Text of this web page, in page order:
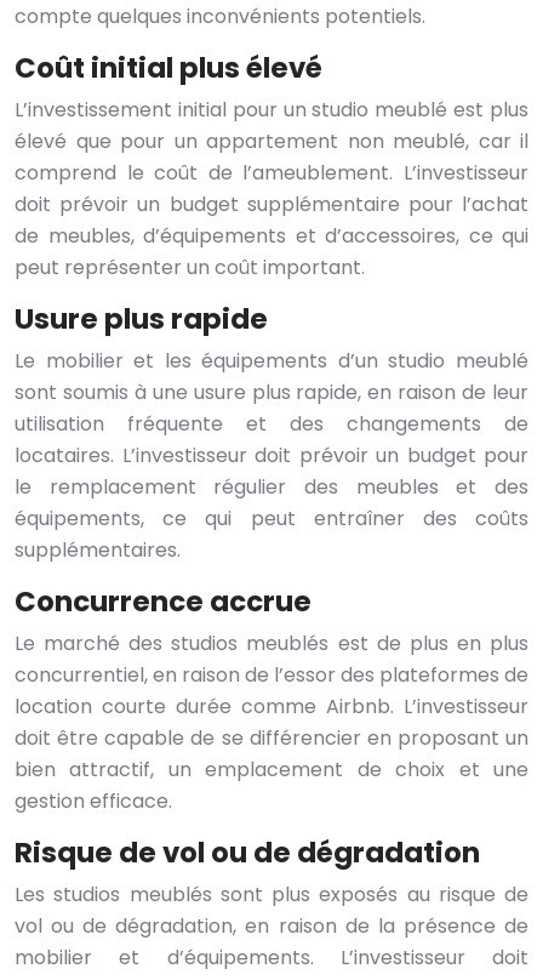
compte quelques inconvénients potentiels.
Coût initial plus élevé
L’investissement initial pour un studio meublé est plus
élevé que pour un appartement non meublé, car il
comprend le coût de l’ameublement. L’investisseur
doit prévoir un budget supplémentaire pour l’achat
de meubles, d’équipements et d’accessoires, ce qui
peut représenter un coût important.
Usure plus rapide
Le mobilier et les équipements d’un studio meublé
sont soumis à une usure plus rapide, en raison de leur
utilisation fréquente et des changements de
locataires. L’investisseur doit prévoir un budget pour
le remplacement régulier des meubles et des
équipements, ce qui peut entraîner des coûts
supplémentaires.
Concurrence accrue
Le marché des studios meublés est de plus en plus
concurrentiel, en raison de l’essor des plateformes de
location courte durée comme Airbnb. L’investisseur
doit être capable de se différencier en proposant un
bien attractif, un emplacement de choix et une
gestion efficace.
Risque de vol ou de dégradation
Les studios meublés sont plus exposés au risque de
vol ou de dégradation, en raison de la présence de
mobilier et d’équipements. L’investisseur doit